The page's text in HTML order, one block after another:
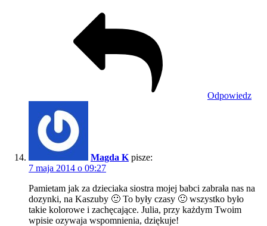
Odpowiedz
Magda K pisze:
7 maja 2014 o 09:27
Pamietam jak za dzieciaka siostra mojej babci zabrała nas na
dozynki, na Kaszuby 🙂 To były czasy 🙂 wszystko było
takie kolorowe i zachęcające. Julia, przy każdym Twoim
wpisie ozywaja wspomnienia, dziękuje!